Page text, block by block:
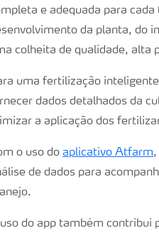
e adequada para
da planta, do
colheita de qualidade, alta
uma fertilização
dados detalhados da
a aplicação dos
o uso do aplicativo Atfarm,
de dados para
do app também contribui